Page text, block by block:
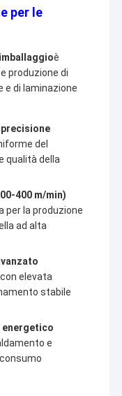
di laminazione
per le
è
produzione di
e di laminazione
del
qualità della
400 m/min)
per la produzione
ad alta
elevata
stabile
energetico
e
nel
insieme a più
soluzioni